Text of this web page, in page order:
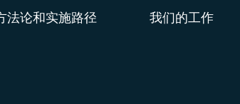
法论和实施路径 我们的工作